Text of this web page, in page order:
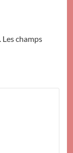
Les champs